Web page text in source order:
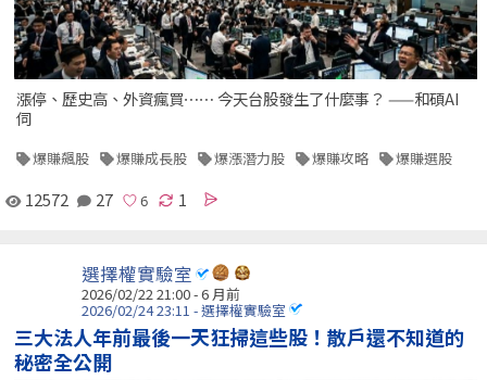
漲停、歷史高、外資瘋買⋯⋯ 今天台股發生了什麼事？ ——和碩AI
伺
爆賺飆股 爆賺成長股 爆漲潛力股 爆賺攻略 爆賺選股
12572 27 1
選擇權實驗室
2026/02/22 21:00 - 6 月前
2026/02/24 23:11 - 選擇權實驗室
三大法人年前最後一天狂掃這些股！散戶還不知道的
秘密全公開